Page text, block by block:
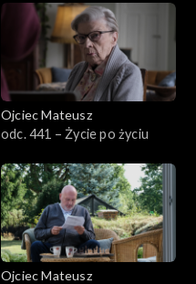
Ojciec Mateusz
odc. 441 – Życie po życiu
Ojciec Mateusz